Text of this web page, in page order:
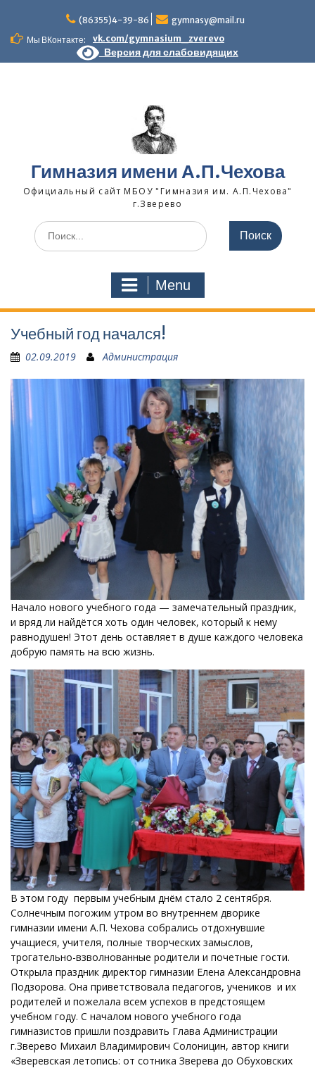
content
(86355)4-39-86
gymnasy@mail.ru
Мы ВКонтакте:
vk.com/gymnasium_zverevo
Версия для слабовидящих
Гимназия имени А.П.Чехова
Официальный сайт МБОУ "Гимназия им. А.П.Чехова"
г.Зверево
Search
for:
Menu
Учебный год начался!
02.09.2019 Администрация
Начало нового учебного года — замечательный праздник,
и вряд ли найдётся хоть один человек, который к нему
равнодушен! Этот день оставляет в душе каждого человека
добрую память на всю жизнь.
В этом году первым учебным днём стало 2 сентября.
Солнечным погожим утром во внутреннем дворике
гимназии имени А.П. Чехова собрались отдохнувшие
учащиеся, учителя, полные творческих замыслов,
трогательно-взволнованные родители и почетные гости.
Открыла праздник директор гимназии Елена Александровна
Подзорова. Она приветствовала педагогов, учеников и их
родителей и пожелала всем успехов в предстоящем
учебном году. С началом нового учебного года
гимназистов пришли поздравить Глава Администрации
г.Зверево Михаил Владимирович Солоницин, автор книги
«Зверевская летопись: от сотника Зверева до Обуховских